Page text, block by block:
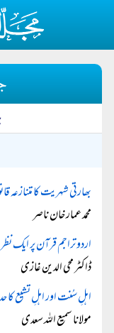
بھارتی شہریت کا متنازعہ
محمد عمار خان ناصر
اردو تراجم قرآن پر ایک نظر
ڈاکٹر محی الدین غازی
اہلِ سُنت اور اہلِ تشیع کا
مولانا سمیع اللہ سعدی